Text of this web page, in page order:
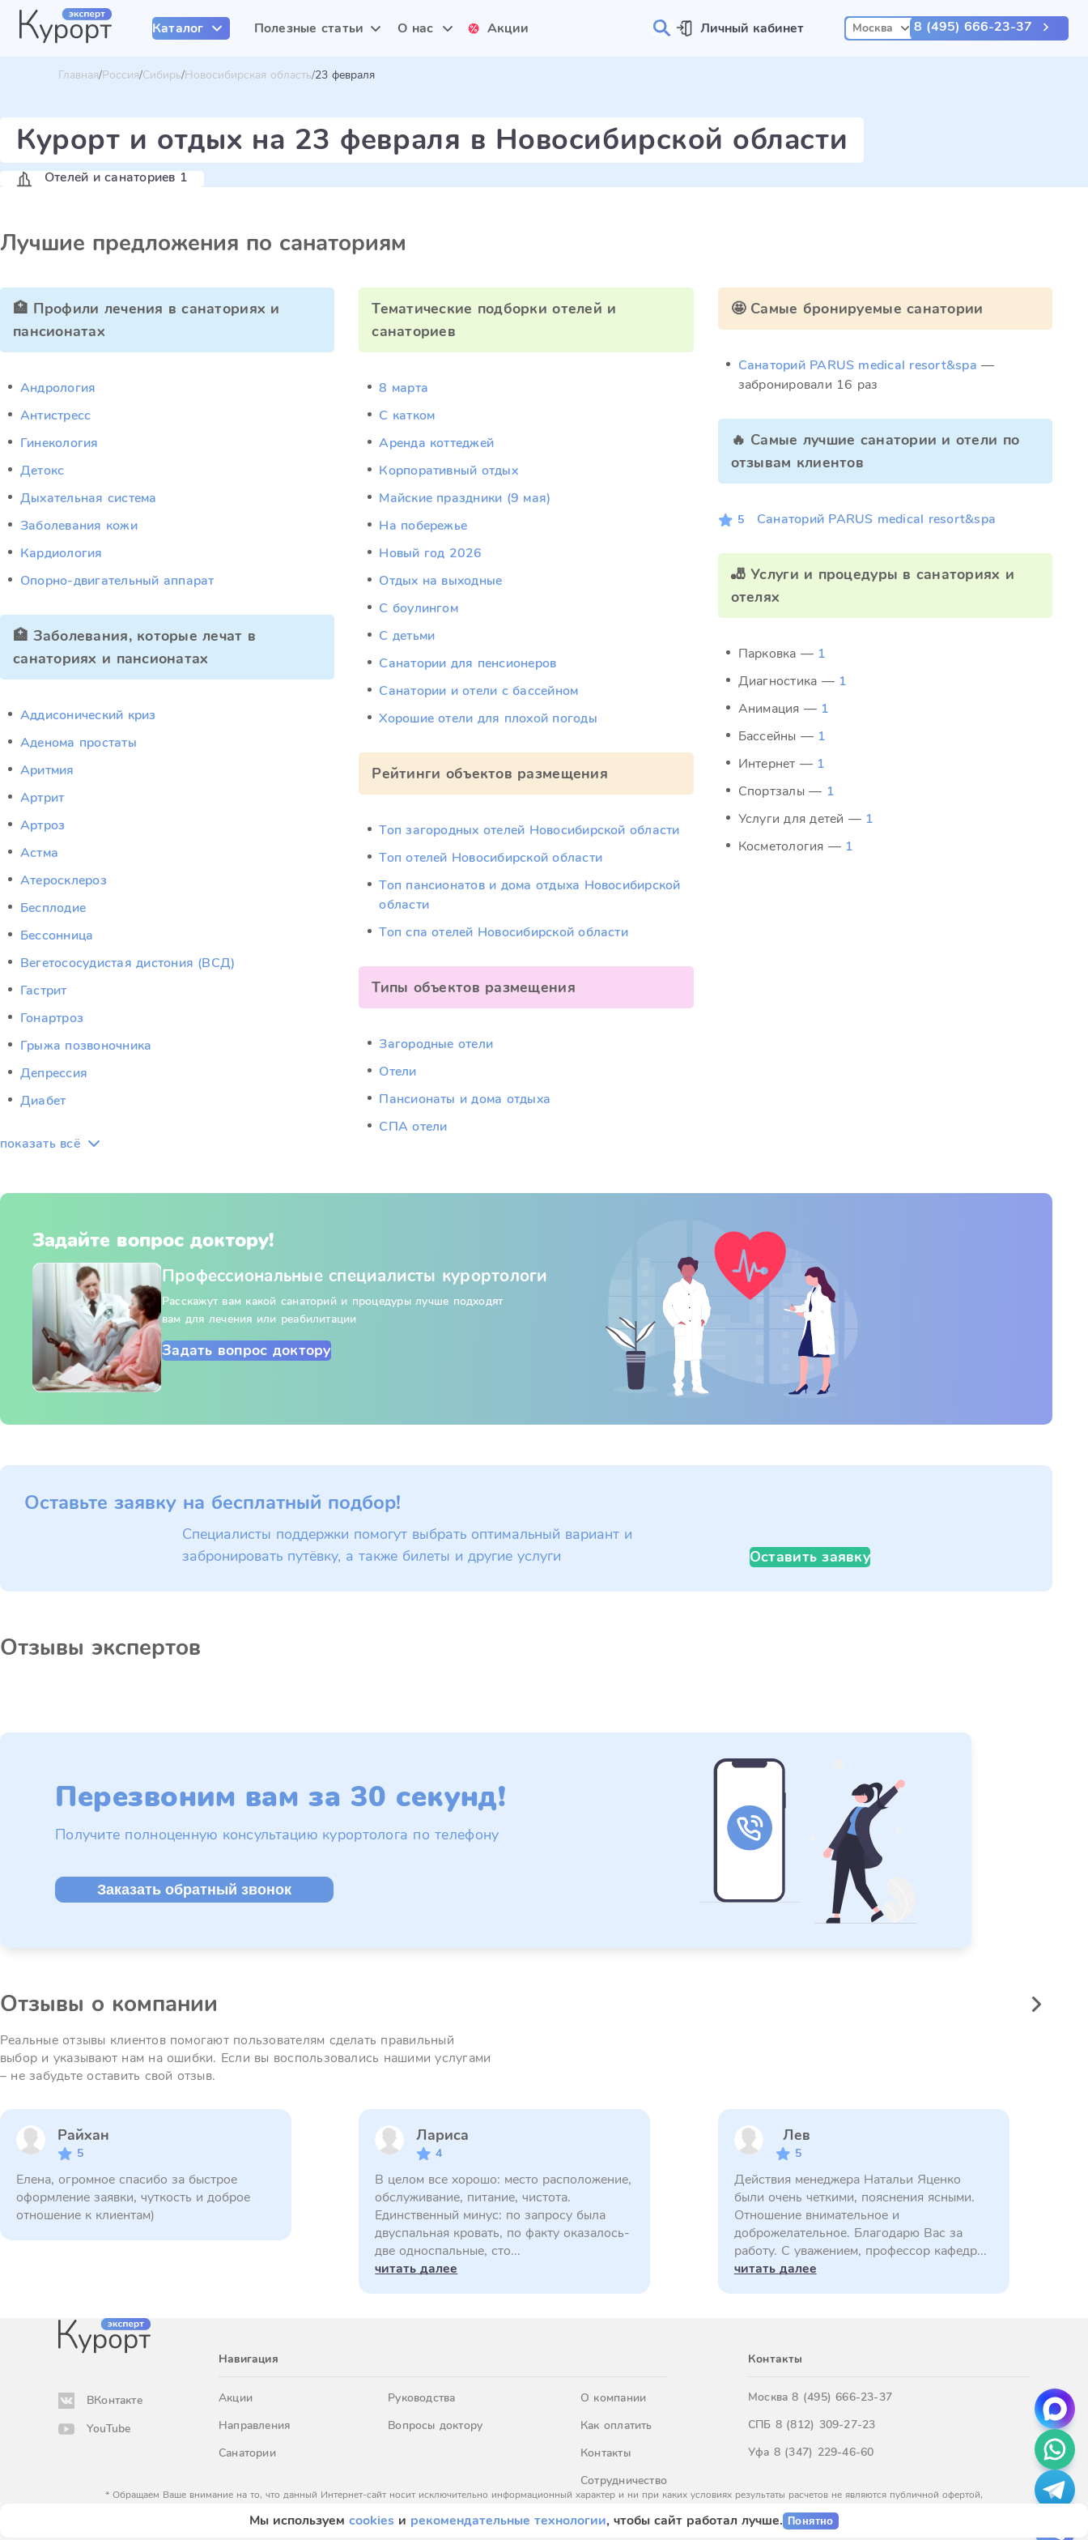
Мы используемcookies и рекомендательные технологии, чтобы сайт работал лучше. Понятно
Каталог Полезные статьи О нас Акции Личный кабинет Москва 8 (495) 666-23-37
Главная Россия Сибирь Новосибирская область 23 февраля
Курорт и отдых на 23 февраля в Новосибирской области
Отелей и санаториев 1
Лучшие предложения по санаториям
🏥 Профили лечения в санаториях и
пансионатах
Андрология
Антистресс
Гинекология
Детокс
Дыхательная система
Заболевания кожи
Кардиология
Опорно-двигательный аппарат
🏥 Заболевания, которые лечат в
санаториях и пансионатах
Аддисонический криз
Аденома простаты
Аритмия
Артрит
Артроз
Астма
Атеросклероз
Бесплодие
Бессонница
Вегетососудистая дистония (ВСД)
Гастрит
Гонартроз
Грыжа позвоночника
Депрессия
Диабет
показать всё
Тематические подборки отелей и
санаториев
8 марта
C катком
Аренда коттеджей
Корпоративный отдых
Майские праздники (9 мая)
На побережье
Новый год 2026
Отдых на выходные
С боулингом
С детьми
Санатории для пенсионеров
Санатории и отели с бассейном
Хорошие отели для плохой погоды
Рейтинги объектов размещения
Топ загородных отелей Новосибирской области
Топ отелей Новосибирской области
Топ пансионатов и дома отдыха Новосибирской
области
Топ спа отелей Новосибирской области
Типы объектов размещения
Загородные отели
Отели
Пансионаты и дома отдыха
СПА отели
🤩 Самые бронируемые санатории
Санаторий PARUS medical resort&spa —
забронировали 16 раз
🔥 Самые лучшие санатории и отели по
отзывам клиентов
5 Санаторий PARUS medical resort&spa
🎳 Услуги и процедуры в санаториях и
отелях
Парковка — 1
Диагностика — 1
Анимация — 1
Бассейны — 1
Интернет — 1
Спортзалы — 1
Услуги для детей — 1
Косметология — 1
Задайте вопрос доктору!
Профессиональные специалисты курортологи
Расскажут вам какой санаторий и процедуры лучше подходят
вам для лечения или реабилитации
Задать вопрос доктору
Оставьте заявку на бесплатный подбор!
Специалисты поддержки помогут выбрать оптимальный вариант и
забронировать путёвку, а также билеты и другие услуги
Оставить заявку
Отзывы экспертов
Перезвоним вам за 30 секунд!
Получите полноценную консультацию курортолога по телефону
Заказать обратный звонок
Отзывы о компании
Реальные отзывы клиентов помогают пользователям сделать правильный
выбор и указывают нам на ошибки. Если вы воспользовались нашими услугами
– не забудьте оставить свой отзыв.
Райхан
5
Елена, огромное спасибо за быстрое
оформление заявки, чуткость и доброе
отношение к клиентам)
Лариса
4
В целом все хорошо: место расположение,
обслуживание, питание, чистота.
Единственный минус: по запросу была
двуспальная кровать, по факту оказалось-
две односпальные, сто...
читать далее
Лев
5
Действия менеджера Натальи Яценко
были очень четкими, пояснения ясными.
Отношение внимательное и
доброжелательное. Благодарю Вас за
работу. С уважением, профессор кафедр...
читать далее
ВКонтакте
YouTube
Навигация
Акции
Направления
Санатории
Руководства
Вопросы доктору
О компании
Как оплатить
Контакты
Сотрудничество
Контакты
Москва8 (495) 666-23-37
СПБ 8 (812) 309-27-23
Уфа 8 (347) 229-46-60
* Обращаем Ваше внимание на то, что данный Интернет-сайт носит исключительно информационный характер и ни при каких условиях результаты расчетов не являются публичной офертой,